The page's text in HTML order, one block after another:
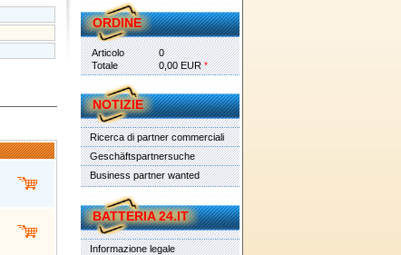
ORDINE
Articolo
0
Totale
0,00 EUR*
NOTIZIE
Ricerca di partner commerciali
Geschäftspartnersuche
Business partner wanted
BATTERIA 24.IT
Informazione legale